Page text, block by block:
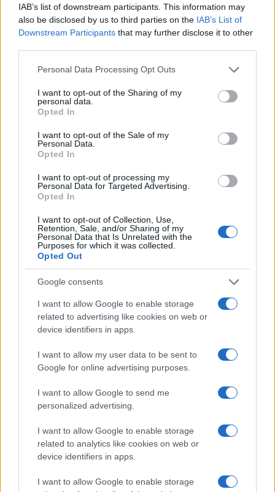
IAB’s list of downstream participants. This information may
also be disclosed by us to third parties on the IAB’s List of
Downstream Participants that may further disclose it to other
Please note that this website/app uses one or more Google
not limited to your visit or usage behaviour. You may click to
grant or deny consent to Google and its third-party tags to
use your data for below specified purposes in below Google
consent section.
Personal Data Processing Opt Outs
I want to opt-out of the Sharing of my
personal data.
Opted In
I want to opt-out of the Sale of my
Personal Data.
Opted In
I want to opt-out of processing my
Personal Data for Targeted Advertising.
Opted In
I want to opt-out of Collection, Use,
Retention, Sale, and/or Sharing of my
Personal Data that Is Unrelated with the
Purposes for which it was collected.
Opted Out
Google consents
I want to allow Google to enable storage
related to advertising like cookies on web or
device identifiers in apps.
I want to allow my user data to be sent to
Google for online advertising purposes.
I want to allow Google to send me
personalized advertising.
I want to allow Google to enable storage
related to analytics like cookies on web or
device identifiers in apps.
I want to allow Google to enable storage
keserű adatok, amelyek szerint a fiatal korosztály alig vagy
rosszul olvas.
találni olyan európai országot, ahol ez a mutató túllépi a tíz
százalékot. A Nobel-díjas
regényéből 500 ezer kelt el eddig, a lakosság mintegy öt
százaléka vette meg - mondta.
Sipos Pál, a Magyar Televízió művelődési főszerkesztője
elmondta: a fesztivál idején, a Könyv és a szerzői jog
világnapján válik publikussá a száz kedvenc könyv listája A
Nagy Könyv mozgalomban; a kongresszusi központban két
rendezvénnyel is jelen lesznek.
A legjobb könyvek "listázgatása" kapcsán eloszlatta azokat
az aggodalmakat, hogy ponyva-, selejt-, másodosztályú
vagy éppenséggel elitművek fogják uralni a top százas
listát. Hozzátette, már több mint 30 ezren voksoltak
kedvenc magyar és külföldi könyvükre, és aprogram
honlapjánnégyszáznál is több izgalmas topic alakult ki
könyvekről, olvasásról.
550 magyar és külföldi
kiadó 45 ezer kötetetállít ki, és megközelítőleg300 új
időzítenek a fesztiválra.